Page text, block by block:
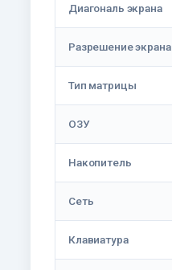
Диагональ экрана
Разрешение экрана
Тип матрицы
ОЗУ
Накопитель
Сеть
Клавиатура